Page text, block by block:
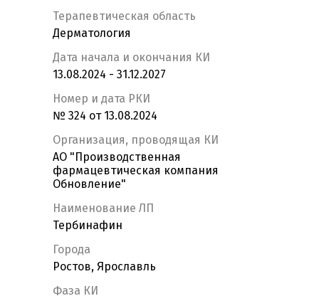
Терапевтическая область
Дерматология
Дата начала и окончания КИ
13.08.2024 - 31.12.2027
Номер и дата РКИ
№ 324 от 13.08.2024
Организация, проводящая КИ
АО "Производственная
фармацевтическая компания
Обновление"
Наименование ЛП
Тербинафин
Города
Ростов, Ярославль
Фаза КИ